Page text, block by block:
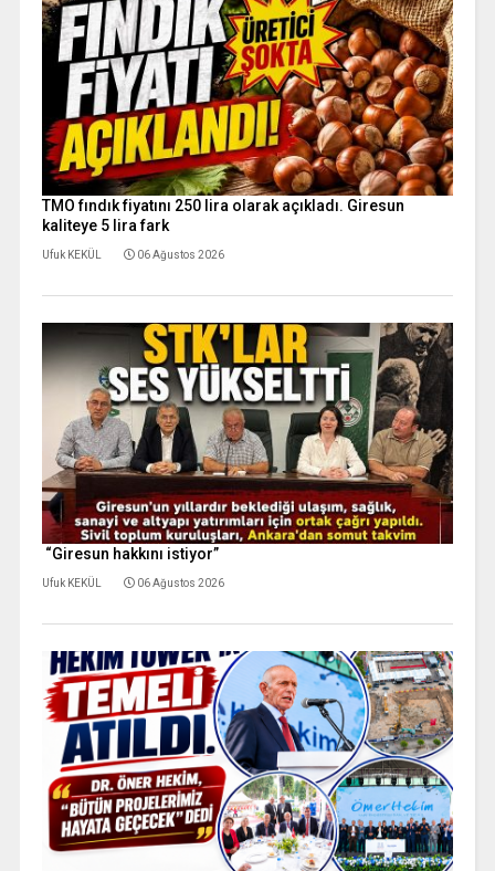
TMO fındık fiyatını 250 lira olarak açıkladı. Giresun
kaliteye 5 lira fark
Ufuk KEKÜL 06 Ağustos 2026
“Giresun hakkını istiyor”
Ufuk KEKÜL 06 Ağustos 2026